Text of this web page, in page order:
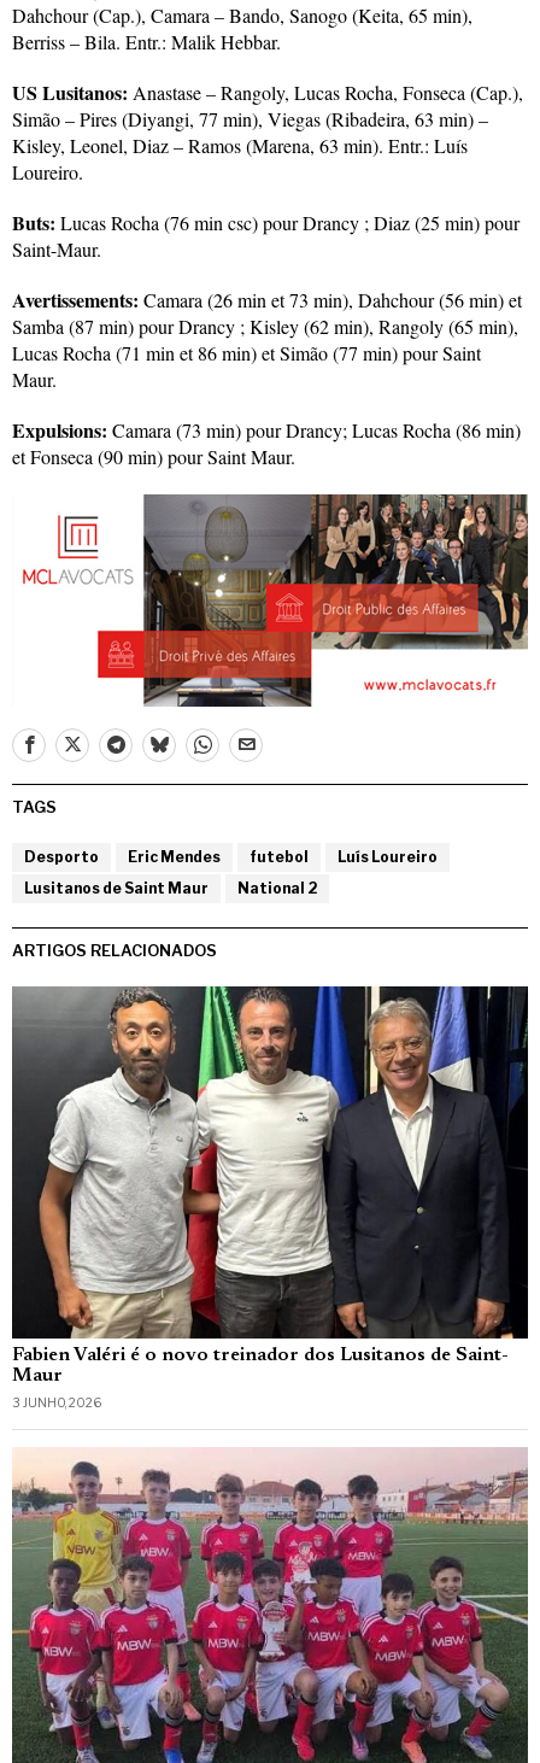
Dahchour (Cap.), Camara – Bando, Sanogo (Keita, 65 min),
Berriss – Bila. Entr.: Malik Hebbar.
US Lusitanos: Anastase – Rangoly, Lucas Rocha, Fonseca (Cap.),
Simão – Pires (Diyangi, 77 min), Viegas (Ribadeira, 63 min) –
Kisley, Leonel, Diaz – Ramos (Marena, 63 min). Entr.: Luís
Loureiro.
Buts: Lucas Rocha (76 min csc) pour Drancy ; Diaz (25 min) pour
Saint-Maur.
Avertissements: Camara (26 min et 73 min), Dahchour (56 min) et
Samba (87 min) pour Drancy ; Kisley (62 min), Rangoly (65 min),
Lucas Rocha (71 min et 86 min) et Simão (77 min) pour Saint
Maur.
Expulsions: Camara (73 min) pour Drancy; Lucas Rocha (86 min)
et Fonseca (90 min) pour Saint Maur.
TAGS
Desporto Eric Mendes futebol
Luís Loureiro
Lusitanos de Saint Maur
National 2
ARTIGOS RELACIONADOS
Fabien Valéri é o novo treinador dos Lusitanos de Saint-
Maur
3 JUNHO, 2026